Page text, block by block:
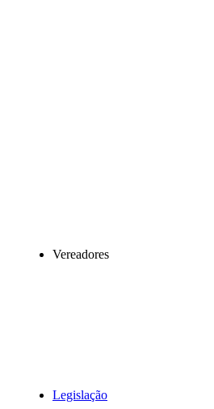
Vereadores
Legislação